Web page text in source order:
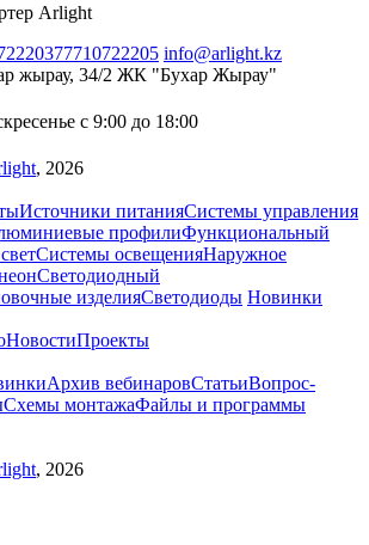
Arlight
77710722205 info@arlight.kz
жырау, 34/2 ЖК "Бухар Жырау"
c 9:00 до 18:00
, 2026
Источники питанияСистемы управления
профилиФункциональный
Системы освещенияНаружное
Светодиодный
изделияСветодиоды Новинки
НовостиПроекты
Архив вебинаровСтатьиВопрос-
Схемы монтажаФайлы и программы
, 2026